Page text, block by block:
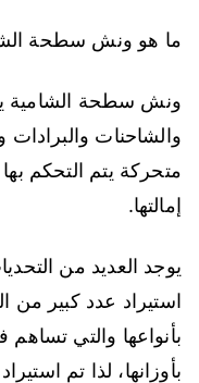
ما هو ونش سطحة
ونش سطحة الشامية
والشاحنات والبرادات
متحركة يتم التحكم
إمالتها.
يوجد العديد من
استيراد عدد كبير
بأنواعها والتي
بأوزانها، لذا تم